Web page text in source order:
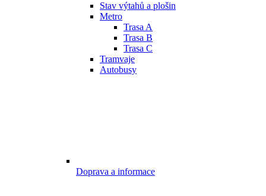
Stav výtahů a plošin
Metro
Trasa A
Trasa B
Trasa C
Tramvaje
Autobusy
Doprava a informace